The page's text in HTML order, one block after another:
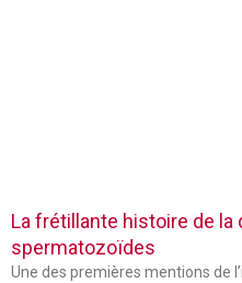
La frétillante histoire de la
spermatozoïdes
Une des premières mentions de